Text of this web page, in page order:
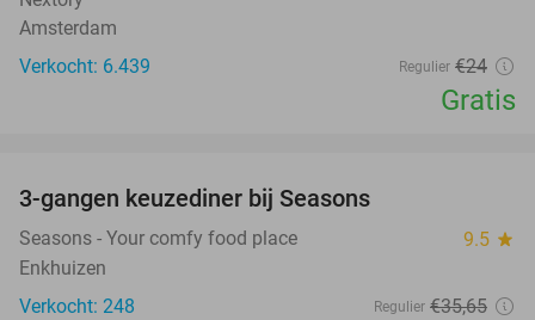
Amsterdam
Verkocht: 6.439
Regulier €24
Gratis
3-gangen keuzediner bij Seasons
Seasons - Your comfy food place 9.5 star
Enkhuizen
Verkocht: 248
Regulier €35,65